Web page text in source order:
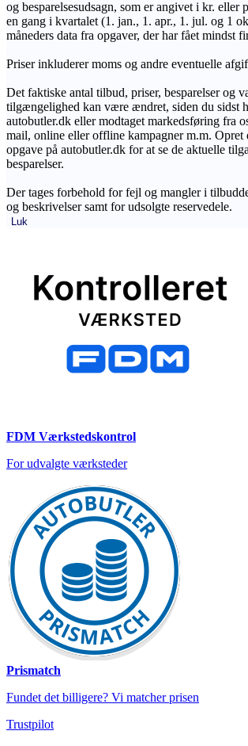
og besparelsesudsagn, som er angivet i kr. eller
en gang i kvartalet (1. jan., 1. apr., 1. jul. og 1
måneders data fra opgaver, der har fået mindst
Priser inkluderer moms og andre eventuelle
Det faktiske antal tilbud, priser, besparelser og
tilgængelighed kan være ændret, siden du sidst
autobutler.dk eller modtaget markedsføring fra
mail, online eller offline kampagner m.m. Opret
opgave på autobutler.dk for at se de aktuelle
besparelser.
Der tages forbehold for fejl og mangler i
og beskrivelser samt for udsolgte reservedele.
Luk
FDM Værkstedskontrol
For udvalgte værksteder
Prismatch
Fundet det billigere? Vi matcher prisen
Trustpilot